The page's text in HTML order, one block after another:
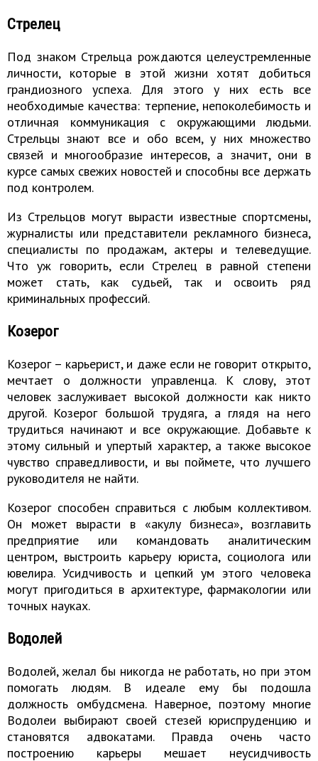
Стрелец
Под знаком Стрельца рождаются целеустремленные
личности, которые в этой жизни хотят добиться
грандиозного успеха. Для этого у них есть все
необходимые качества: терпение, непоколебимость и
отличная коммуникация с окружающими людьми.
Стрельцы знают все и обо всем, у них множество
связей и многообразие интересов, а значит, они в
курсе самых свежих новостей и способны все держать
под контролем.
Из Стрельцов могут вырасти известные спортсмены,
журналисты или представители рекламного бизнеса,
специалисты по продажам, актеры и телеведущие.
Что уж говорить, если Стрелец в равной степени
может стать, как судьей, так и освоить ряд
криминальных профессий.
Козерог
Козерог – карьерист, и даже если не говорит открыто,
мечтает о должности управленца. К слову, этот
человек заслуживает высокой должности как никто
другой. Козерог большой трудяга, а глядя на него
трудиться начинают и все окружающие. Добавьте к
этому сильный и упертый характер, а также высокое
чувство справедливости, и вы поймете, что лучшего
руководителя не найти.
Козерог способен справиться с любым коллективом.
Он может вырасти в «акулу бизнеса», возглавить
предприятие или командовать аналитическим
центром, выстроить карьеру юриста, социолога или
ювелира. Усидчивость и цепкий ум этого человека
могут пригодиться в архитектуре, фармакологии или
точных науках.
Водолей
Водолей, желал бы никогда не работать, но при этом
помогать людям. В идеале ему бы подошла
должность омбудсмена. Наверное, поэтому многие
Водолеи выбирают своей стезей юриспруденцию и
становятся адвокатами. Правда очень часто
построению карьеры мешает неусидчивость